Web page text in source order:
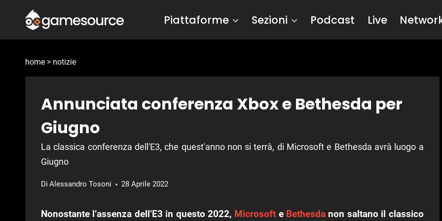
contenuto
Piattaforme Sezioni Podcast Live
home > notizie
Annunciata conferenza Xbox e Bethesda per
Giugno
La classica conferenza dell'E3, che quest'anno non si terrà, di Microsoft e Bethesda avrà luogo a
Giugno
Di Alessandro Tosoni 28 Aprile 2022
Nonostante l’assenza dell’E3 in questo 2022, Microsoft e Bethesda non saltano il classico